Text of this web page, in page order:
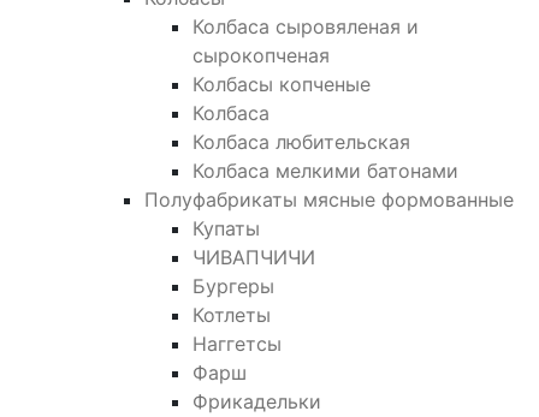
Колбаса сыровяленая и
сырокопченая
Колбасы копченые
Колбаса
Колбаса любительская
Колбаса мелкими батонами
Полуфабрикаты мясные формованные
Купаты
ЧИВАПЧИЧИ
Бургеры
Котлеты
Наггетсы
Фарш
Фрикадельки